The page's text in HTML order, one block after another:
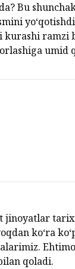
Bu
ramzi
umid
ko‘ra
qoladi.